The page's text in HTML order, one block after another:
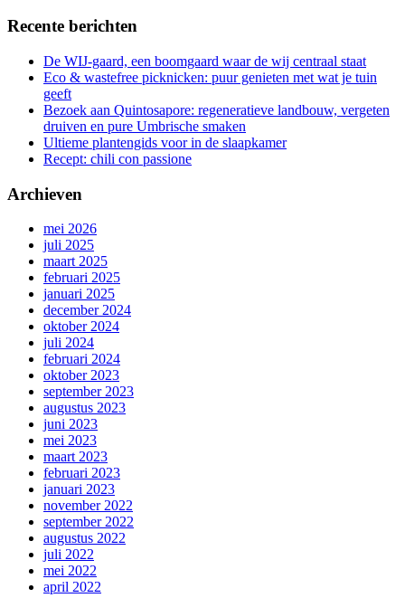
Recente berichten
De WIJ-gaard, een boomgaard waar de wij centraal staat
Eco & wastefree picknicken: puur genieten met wat je tuin
geeft
Bezoek aan Quintosapore: regeneratieve landbouw, vergeten
druiven en pure Umbrische smaken
Ultieme plantengids voor in de slaapkamer
Recept: chili con passione
Archieven
mei 2026
juli 2025
maart 2025
februari 2025
januari 2025
december 2024
oktober 2024
juli 2024
februari 2024
oktober 2023
september 2023
augustus 2023
juni 2023
mei 2023
maart 2023
februari 2023
januari 2023
november 2022
september 2022
augustus 2022
juli 2022
mei 2022
april 2022